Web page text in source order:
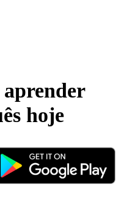
aprender
hoje